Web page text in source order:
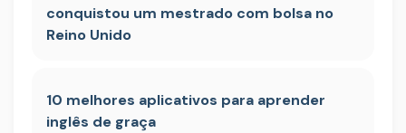
conquistou um mestrado com bolsa no
Reino Unido
10 melhores aplicativos para aprender
inglês de graça